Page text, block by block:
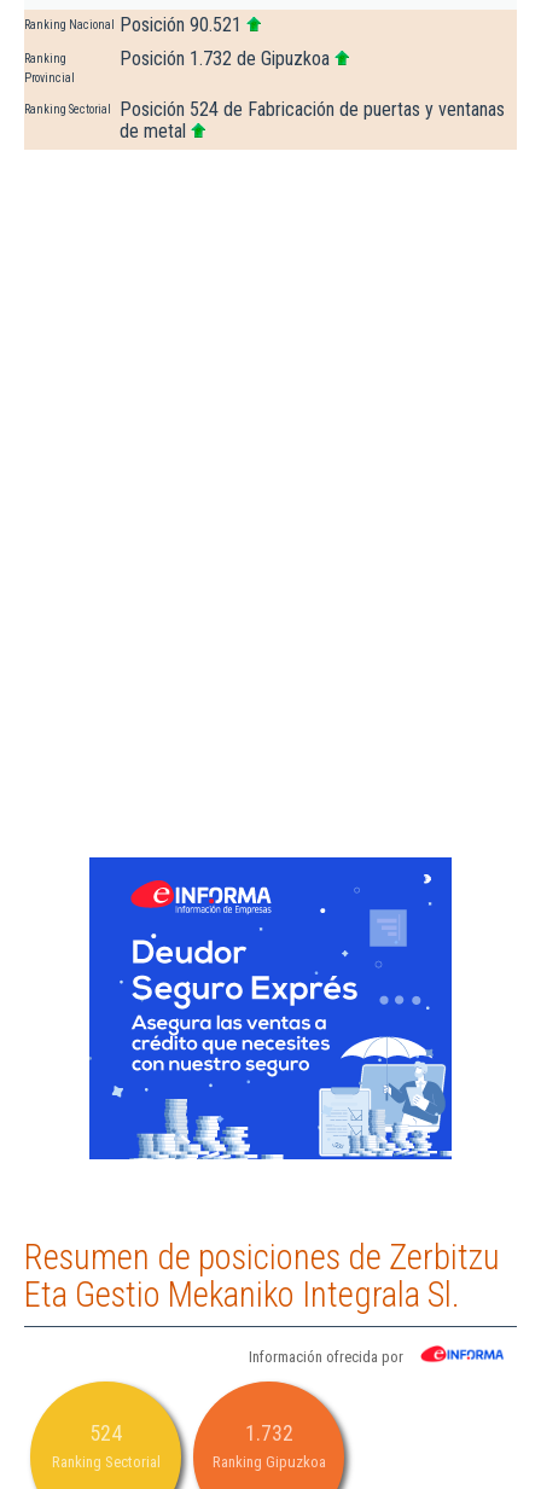
Ranking Nacional Posición 90.521
Ranking
Provincial
Posición 1.732 de Gipuzkoa
Ranking Sectorial
Posición 524 de Fabricación de puertas y ventanas
de metal
Resumen de posiciones de Zerbitzu
Eta Gestio Mekaniko Integrala Sl.
Información ofrecida por
524
Ranking Sectorial
1.732
Ranking Gipuzkoa